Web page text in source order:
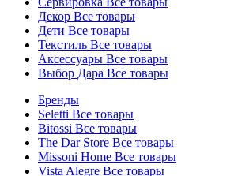
Декор Все товары
Дети Все товары
Текстиль Все товары
Аксессуары Все товары
Выбор Дара Все товары
Бренды
Seletti Все товары
Bitossi Все товары
The Dar Store Все товары
Missoni Home Все товары
Vista Alegre Все товары